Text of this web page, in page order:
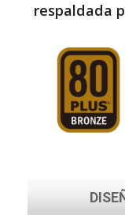
respaldada